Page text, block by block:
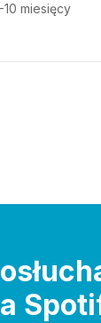
miesięcy